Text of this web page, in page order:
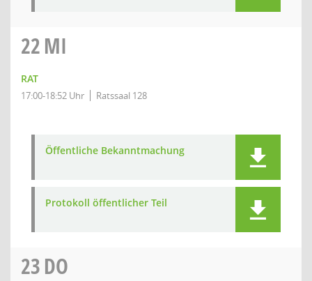
22MI
RAT
17:00-18:52 Uhr Ratssaal 128
Öffentliche Bekanntmachung
Protokoll öffentlicher Teil
23DO